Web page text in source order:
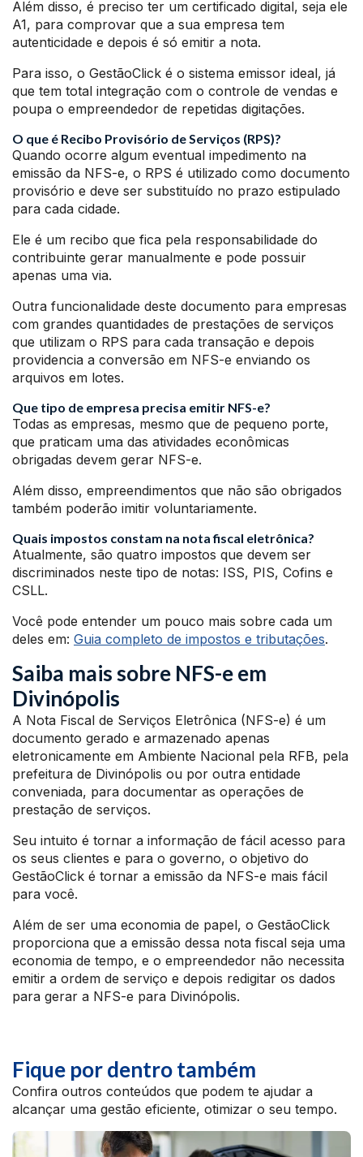
Além disso, é preciso ter um certificado digital, seja ele
A1, para comprovar que a sua empresa tem
autenticidade e depois é só emitir a nota.
Para isso, o GestãoClick é o sistema emissor ideal, já
que tem total integração com o controle de vendas e
poupa o empreendedor de repetidas digitações.
O que é Recibo Provisório de Serviços (RPS)?
Quando ocorre algum eventual impedimento na
emissão da NFS-e, o RPS é utilizado como documento
provisório e deve ser substituído no prazo estipulado
para cada cidade.
Ele é um recibo que fica pela responsabilidade do
contribuinte gerar manualmente e pode possuir
apenas uma via.
Outra funcionalidade deste documento para empresas
com grandes quantidades de prestações de serviços
que utilizam o RPS para cada transação e depois
providencia a conversão em NFS-e enviando os
arquivos em lotes.
Que tipo de empresa precisa emitir NFS-e?
Todas as empresas, mesmo que de pequeno porte,
que praticam uma das atividades econômicas
obrigadas devem gerar NFS-e.
Além disso, empreendimentos que não são obrigados
também poderão imitir voluntariamente.
Quais impostos constam na nota fiscal eletrônica?
Atualmente, são quatro impostos que devem ser
discriminados neste tipo de notas: ISS, PIS, Cofins e
CSLL.
Você pode entender um pouco mais sobre cada um
deles em: Guia completo de impostos e tributações.
Saiba mais sobre NFS-e em
Divinópolis
A Nota Fiscal de Serviços Eletrônica (NFS-e) é um
documento gerado e armazenado apenas
eletronicamente em Ambiente Nacional pela RFB, pela
prefeitura de Divinópolis ou por outra entidade
conveniada, para documentar as operações de
prestação de serviços.
Seu intuito é tornar a informação de fácil acesso para
os seus clientes e para o governo, o objetivo do
GestãoClick é tornar a emissão da NFS-e mais fácil
para você.
Além de ser uma economia de papel, o GestãoClick
proporciona que a emissão dessa nota fiscal seja uma
economia de tempo, e o empreendedor não necessita
emitir a ordem de serviço e depois redigitar os dados
para gerar a NFS-e para Divinópolis.
Fique por dentro também
Confira outros conteúdos que podem te ajudar a
alcançar uma gestão eficiente, otimizar o seu tempo.